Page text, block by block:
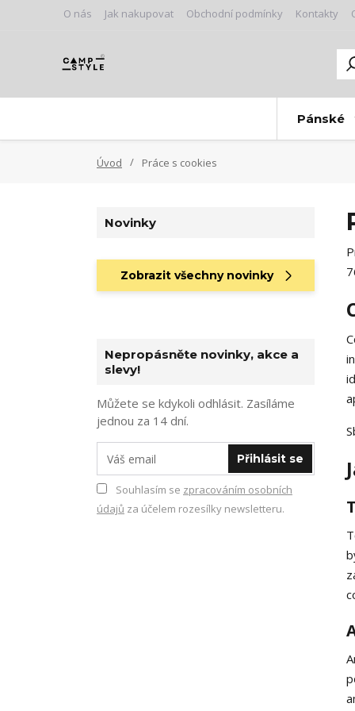
O nás Jak nakupovat Obchodní podmínky Kontakty
Pánské
Úvod Práce s cookies
Novinky
Zobrazit všechny novinky
Nepropásněte novinky, akce a
slevy!
Můžete se kdykoli odhlásit. Zasíláme
jednou za 14 dní.
Přihlásit se
Souhlasím se zpracováním osobních
údajů za účelem rozesílky newsletteru.